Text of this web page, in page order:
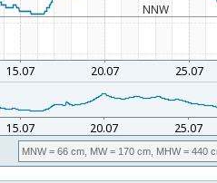
MNW= 66 cm, MW= 170 cm, MHW= 440